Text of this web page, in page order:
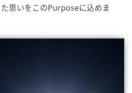
思いをこのPurposeに込めま